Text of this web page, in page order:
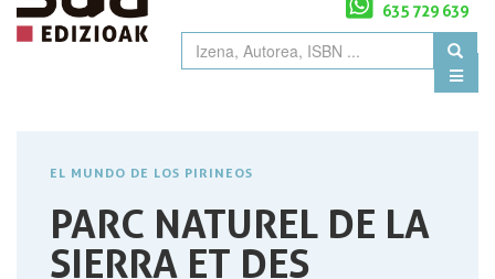
635 729 639
EL MUNDO DE LOS PIRINEOS
PARC NATUREL DE LA
SIERRA ET DES